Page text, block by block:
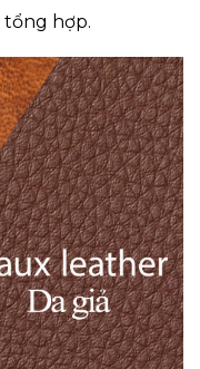
tổng hợp.